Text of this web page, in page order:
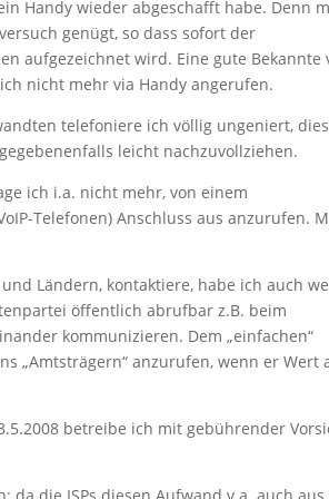
Handy wieder abgeschafft habe. Denn
genügt, so dass sofort der
aufgezeichnet wird. Eine gute Bekannte
nicht mehr via Handy angerufen.
telefoniere ich völlig ungeniert,
leicht nachzuvollziehen.
ich i.a. nicht mehr, von einem
Telefonen) Anschluss aus anzurufen.
Ländern, kontaktiere, habe ich auch
öffentlich abrufbar z.B. beim
kommunizieren. Dem „einfachen“
„Amtsträgern“ anzurufen, wenn er Wert
betreibe ich mit gebührender